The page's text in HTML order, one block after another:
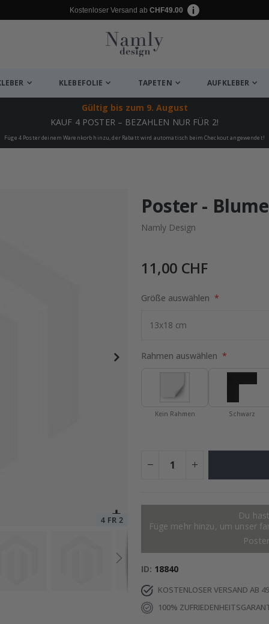
Kostenloser Versand ab CHF49.00
KLEBEFOLIE TAPETEN AUFKLEBER
Gültig bis zum 9. August
KAUF 4 POSTER – BEZAHLEN NUR FÜR 2!
Füge 4 Poster deinem Warenkorb hinzu, der Rabatt wird automatisch beim Checkout angewendet!
Poster -
Namly Design
11,00 CHF
Größe auswählen
Rahmen auswählen
Kein Rahmen Schwarz
Du
Füge mehr hinzu, um unser
ID 18840
KOSTENLOSER VERSAND AB
100%